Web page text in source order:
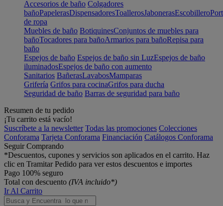
Accesorios de baño Colgadores
bañoPapelerasDispensadoresToallerosJabonerasEscobillero
de ropa
Muebles de baño BotiquinesConjuntos de muebles para
bañoTocadores para bañoArmarios para bañoRepisa para
baño
Espejos de baño Espejos de baño sin LuzEspejos de baño
iluminadosEspejos de baño con aumento
Sanitarios BañerasLavabosMamparas
Grifería Grifos para cocinaGrifos para ducha
Seguridad de baño Barras de seguridad para baño
Resumen de tu pedido
¡Tu carrito está vacío!
Suscríbete a la newsletter Todas las promociones Colecciones
Conforama Tarjeta Conforama Financiación Catálogos Conforama
Seguir Comprando
*Descuentos, cupones y servicios son aplicados en el carrito. Haz
clic en Tramitar Pedido para ver estos descuentos e importes
Pago 100% seguro
Total con descuento (IVA incluido*)
Ir Al Carrito